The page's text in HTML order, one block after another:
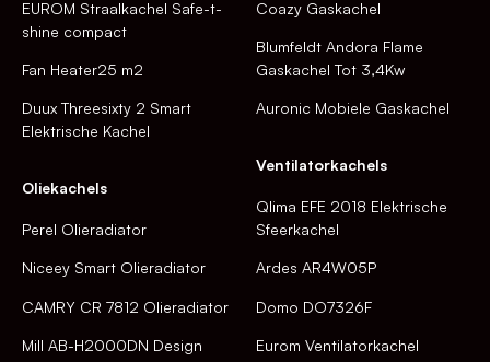
EUROM Straalkachel Safe-t-
shine compact
Fan Heater25 m2
Duux Threesixty 2 Smart
Elektrische Kachel
Oliekachels
Perel Olieradiator
Niceey Smart Olieradiator
CAMRY CR 7812 Olieradiator
Mill AB-H2000DN Design
Coazy Gaskachel
Blumfeldt Andora Flame
Gaskachel Tot 3,4Kw
Auronic Mobiele Gaskachel
Ventilatorkachels
Qlima EFE 2018 Elektrische
Sfeerkachel
Ardes AR4W05P
Domo DO7326F
Eurom Ventilatorkachel